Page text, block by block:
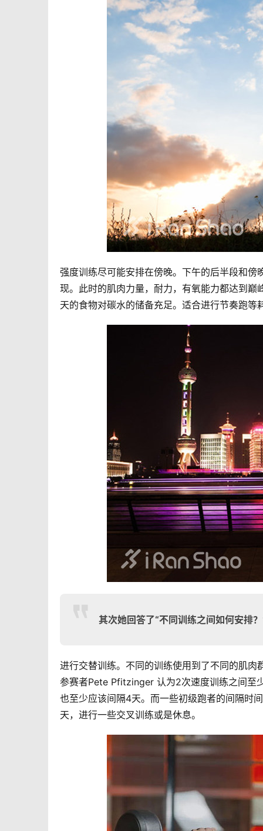
强度训练尽可能安排在傍晚。下午的后半段和
现。此时的肌肉力量，耐力，有氧能力都达到
天的食物对碳水的储备充足。适合进行节奏跑等
其次她回答了“不同训练之间如何安排
进行交替训练。不同的训练使用到了不同的肌
参赛者Pete Pfitzinger 认为2次速度训练之间至
也至少应该间隔4天。而一些初级跑者的间隔时
天，进行一些交叉训练或是休息。